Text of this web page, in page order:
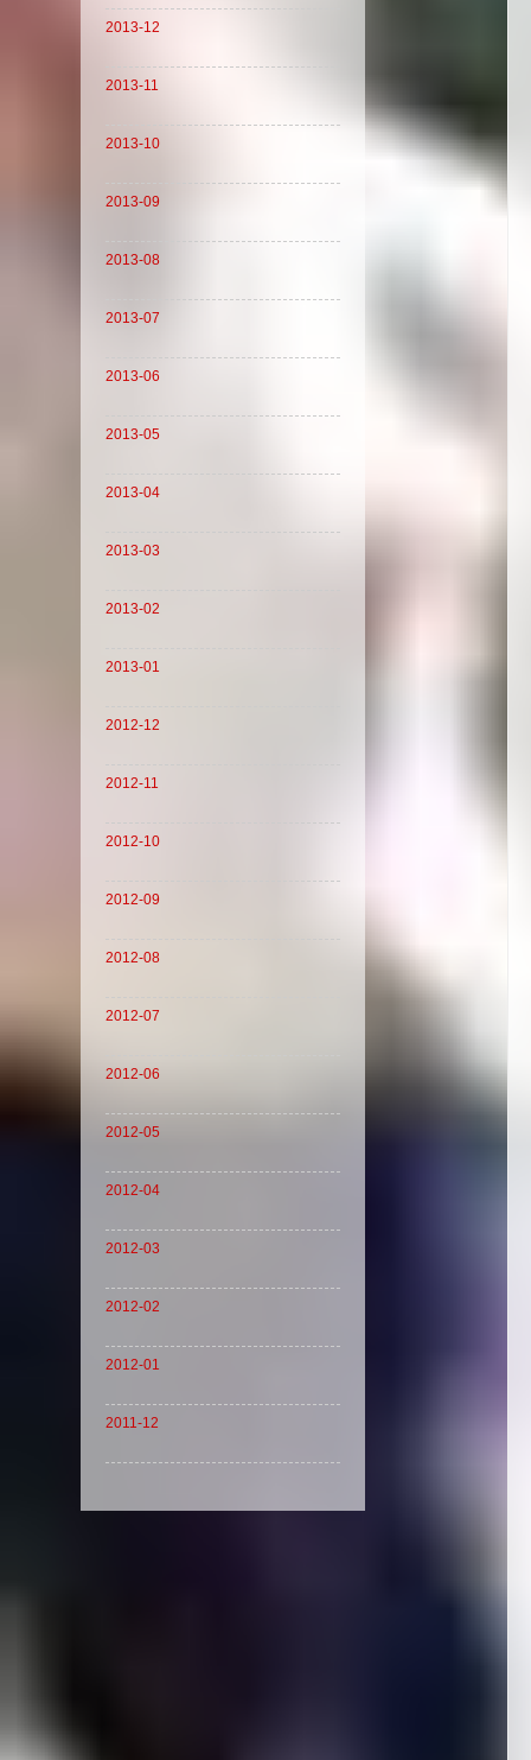
2013-12
2013-11
2013-10
2013-09
2013-08
2013-07
2013-06
2013-05
2013-04
2013-03
2013-02
2013-01
2012-12
2012-11
2012-10
2012-09
2012-08
2012-07
2012-06
2012-05
2012-04
2012-03
2012-02
2012-01
2011-12